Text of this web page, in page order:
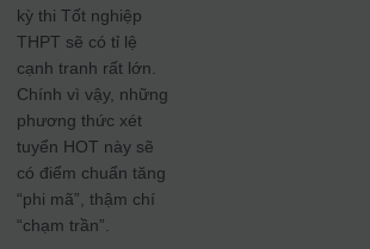
kỳ thi Tốt nghiệp
THPT sẽ có tỉ lệ
cạnh tranh rất lớn.
Chính vì vậy, những
phương thức xét
tuyển HOT này sẽ
có điểm chuẩn tăng
“phi mã”, thậm chí
“chạm trần”.